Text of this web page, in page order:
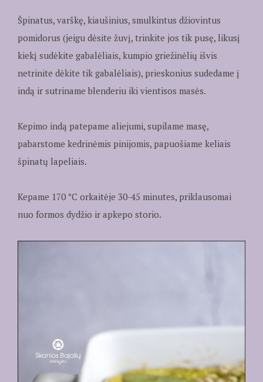
Špinatus, varškę, kiaušinius, smulkintus džiovintus
pomidorus (jeigu dėsite žuvį, trinkite jos tik pusę, likusį
kiekį sudėkite gabalėliais, kumpio griežinėlių išvis
netrinite dėkite tik gabalėliais), prieskonius sudedame į
indą ir sutriname blenderiu iki vientisos masės.
Kepimo indą patepame aliejumi, supilame masę,
pabarstome kedrinėmis pinijomis, papuošiame keliais
špinatų lapeliais.
Kepame 170 °C orkaitėje 30-45 minutes, priklausomai
nuo formos dydžio ir apkepo storio.